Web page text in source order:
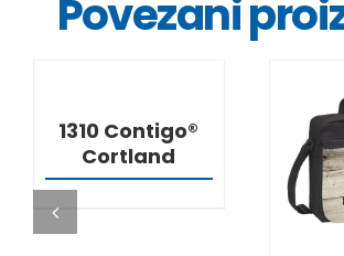
Povezani
1310 Contigo®
Cortland